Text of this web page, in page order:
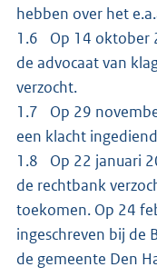
hebben over het
1.6 Op 14 oktober
de advocaat van
verzocht.
1.7 Op 29
een klacht
1.8 Op 22 januari
de rechtbank
toekomen. Op 24
ingeschreven bij de
de gemeente Den